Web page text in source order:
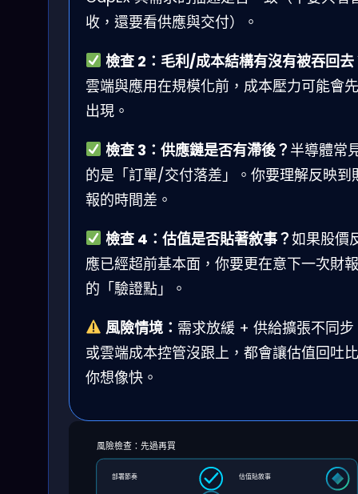
收，還要看供應與交付）。
檢查 2：毛利/成本結構有沒有被吞回去
雲端與應用在規模化前，成本壓力可能會先
出現。
檢查 3：供應鏈是否有滯後？ 半導體常
的是「訂單/交付落差」。你要理解反映到
報的時間差。
檢查 4：估值是否貼著敘事？如果股價
應已經超前基本面，你要更在意下一次財報
的「驗證點」。
風險情境： 需求放緩 + 供給擴張不同步
或雲端成本控管沒跟上，都會讓估值回吐比
你想像快。
風險檢查：先過再買
部署節奏 估值貼敘事